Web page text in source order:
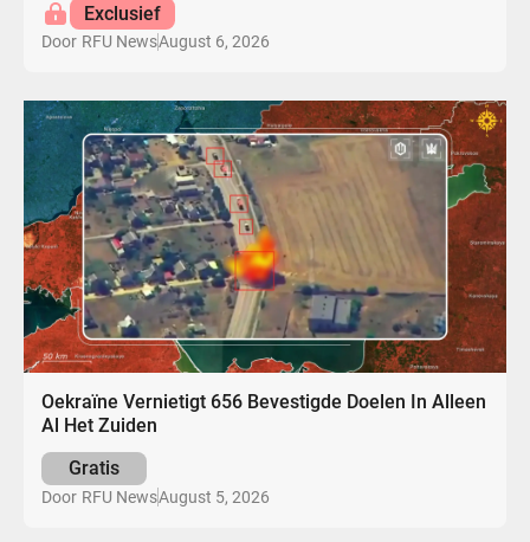
Exclusief
Door RFU NewsAugust 6, 2026
Oekraïne Vernietigt 656 Bevestigde Doelen In Alleen
Al Het Zuiden
Gratis
Door RFU NewsAugust 5, 2026